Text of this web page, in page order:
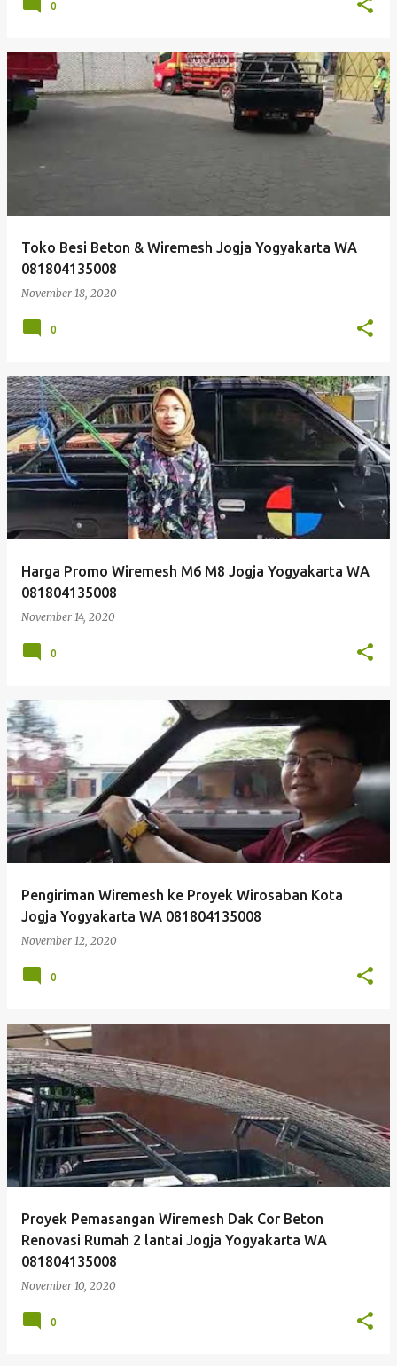
0
Toko Besi Beton & Wiremesh Jogja Yogyakarta WA
081804135008
November 18, 2020
0
Harga Promo Wiremesh M6 M8 Jogja Yogyakarta WA
081804135008
November 14, 2020
0
Pengiriman Wiremesh ke Proyek Wirosaban Kota
Jogja Yogyakarta WA 081804135008
November 12, 2020
0
Proyek Pemasangan Wiremesh Dak Cor Beton
Renovasi Rumah 2 lantai Jogja Yogyakarta WA
081804135008
November 10, 2020
0